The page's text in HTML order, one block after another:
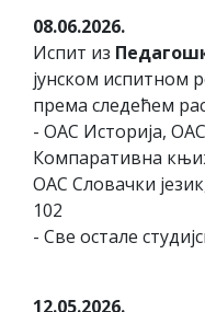
08.06.2026.
Испит из
јунском испитном
према следећем
- ОАС Историја,
Компаративна
ОАС Словачки
102
- Све остале
12.05.2026.